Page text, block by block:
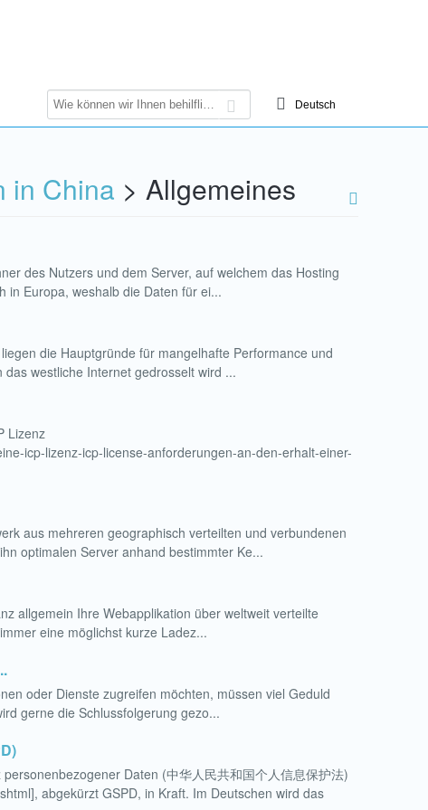
in China > Allgemeines
des Nutzers und dem Server, auf welchem das Hosting
in Europa, weshalb die Daten für ei...
die Hauptgründe für mangelhafte Performance und
westliche Internet gedrosselt wird ...
Lizenz
icp-lizenz-icp-license-anforderungen-an-den-erhalt-einer-
aus mehreren geographisch verteilten und verbundenen
optimalen Server anhand bestimmter Ke...
allgemein Ihre Webapplikation über weltweit verteilte
eine möglichst kurze Ladez...
oder Dienste zugreifen möchten, müssen viel Geduld
gerne die Schlussfolgerung gezo...
Daten (中华人民共和国个人信息保护法)
abgekürzt GSPD, in Kraft. Im Deutschen wird das